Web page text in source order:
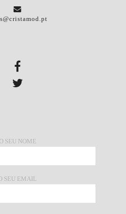
O SEU NOME
SEU EMAIL